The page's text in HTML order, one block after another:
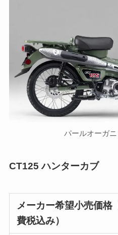
パールオーガ
CT125 ハンターカブ
メーカー希望小売価格
費税込み）